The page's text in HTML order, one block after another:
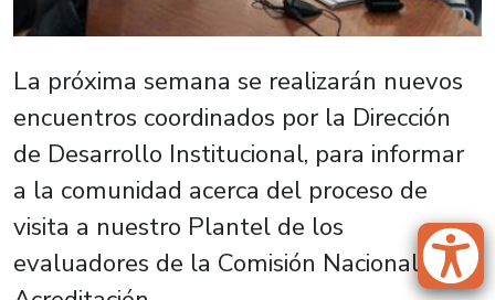
La próxima semana se realizarán nuevos
encuentros coordinados por la Dirección
de Desarrollo Institucional, para informar
a la comunidad acerca del proceso de
visita a nuestro Plantel de los
evaluadores de la Comisión Nacional de